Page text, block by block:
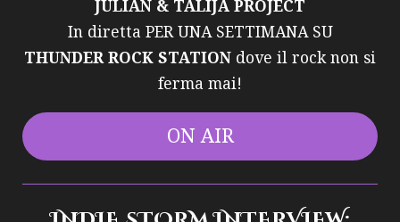
JULIAN & TALIJA PROJECT
In diretta PER UNA SETTIMANA SU
THUNDER ROCK STATION dove il rock non si
ferma mai!
ON AIR